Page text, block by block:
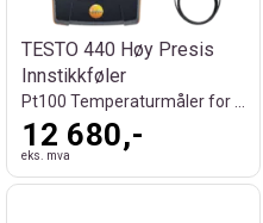
TESTO 440 Høy Presis
Innstikkføler
12 680,-
eks. mva